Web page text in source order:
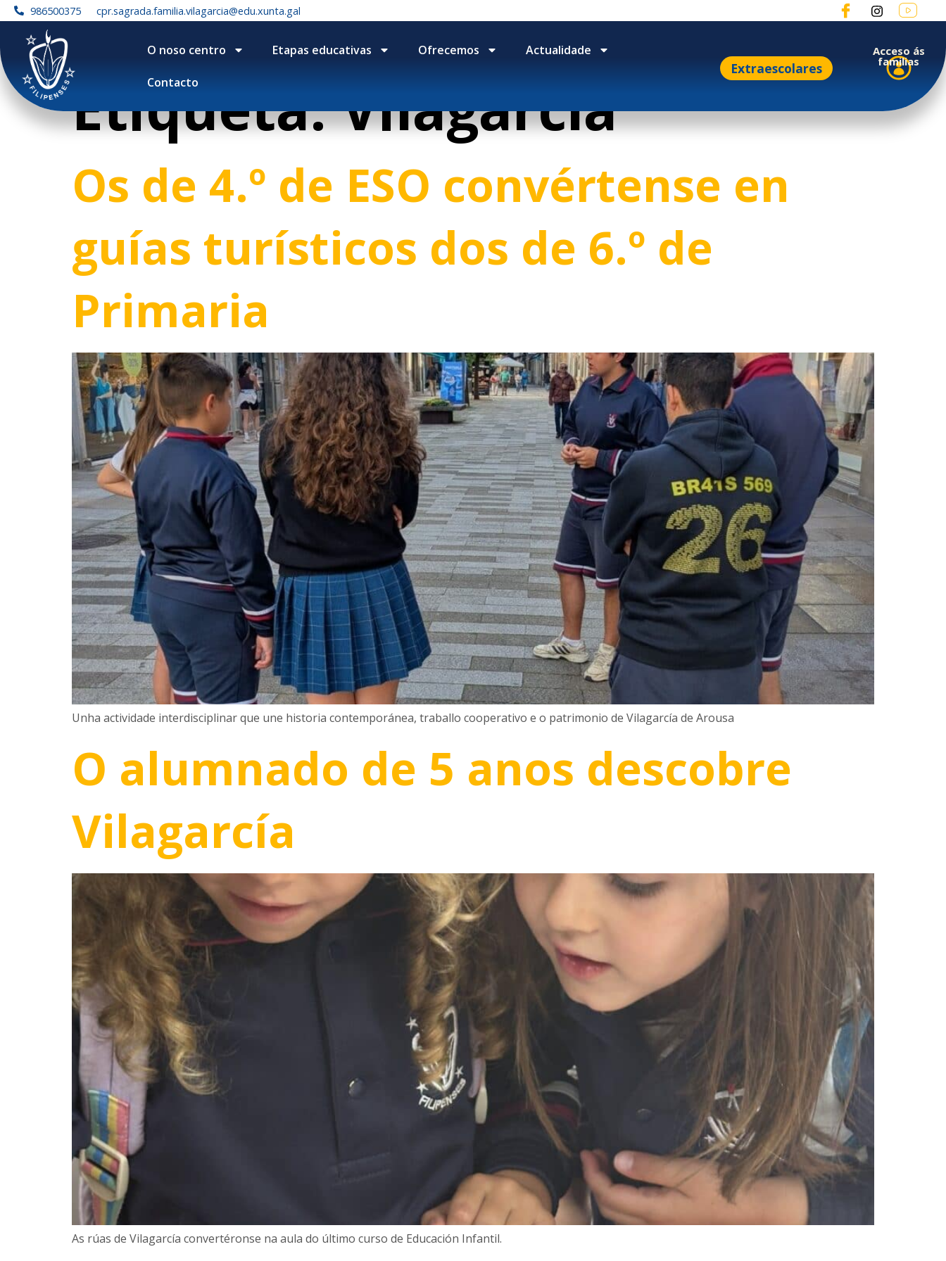
contenido986500375 cpr.sagrada.familia.vilagarcia@edu.xunta.gal
O noso centro Etapas educativas Ofrecemos Actualidade
Contacto
Extraescolares
Acceso ás
familias
Etiqueta:Vilagarcía
Os de 4.º de ESO convértense en
guías turísticos dos de 6.º de
Primaria
Unha actividade interdisciplinar que une historia contemporánea, traballo cooperativo e o patrimonio de Vilagarcía de Arousa
O alumnado de 5 anos descobre
Vilagarcía
As rúas de Vilagarcía convertéronse na aula do último curso de Educación Infantil.